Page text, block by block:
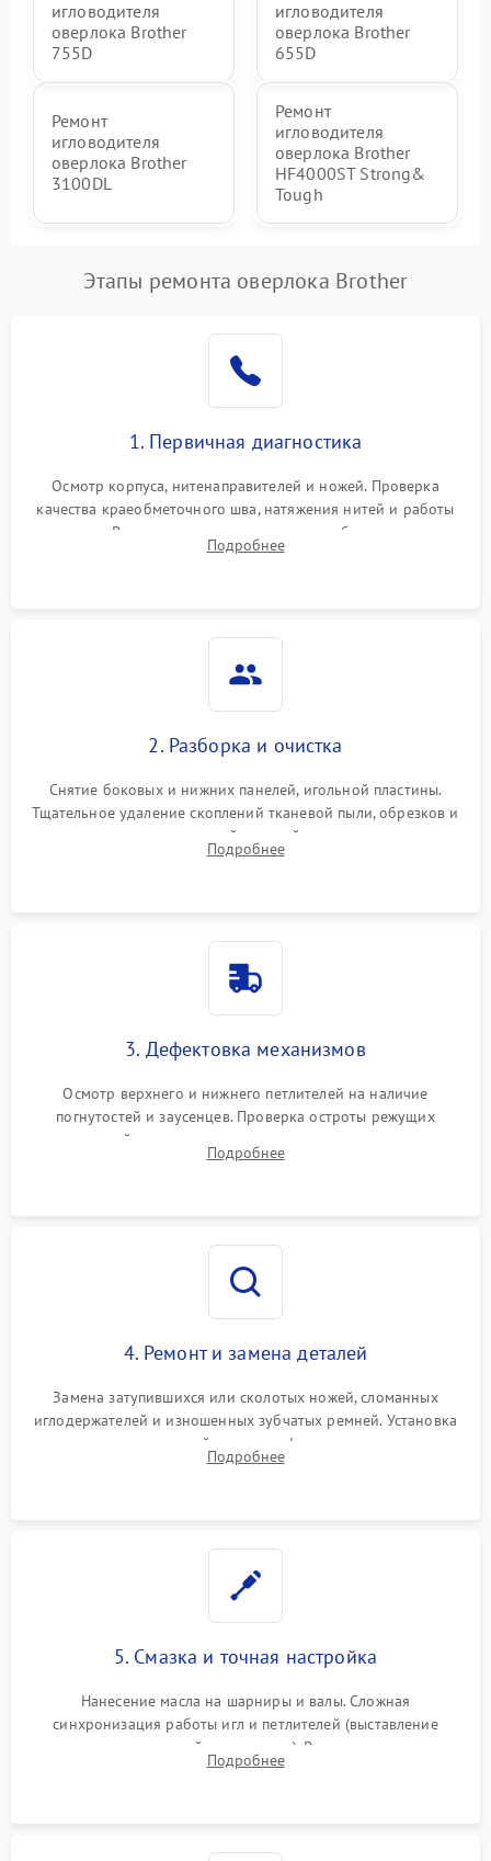
игловодителя
оверлока Brother
755D
игловодителя
оверлока Brother
655D
Ремонт
игловодителя
оверлока Brother
3100DL
Ремонт
игловодителя
оверлока Brother
HF4000ST Strong&
Tough
Этапы ремонта оверлока Brother
1. Первичная диагностика
Осмотр корпуса, нитенаправителей и ножей. Проверка
качества краеобметочного шва, натяжения нитей и работы
педали. Выявление пропусков стежков, обрывов нити,
заклинивания или тупого среза ткани на тестовом образце.
Подробнее
2. Разборка и очистка
Снятие боковых и нижних панелей, игольной пластины.
Тщательное удаление скоплений тканевой пыли, обрезков и
очесов из зоны петлителей и ножей с помощью жестких
кистей, пинцета и потока сжатого воздуха.
Подробнее
3. Дефектовка механизмов
Осмотр верхнего и нижнего петлителей на наличие
погнутостей и заусенцев. Проверка остроты режущих
кромок ножей, состояния приводного ремня, электромотора
и механизма дифференциальной подачи ткани.
Подробнее
4. Ремонт и замена деталей
Замена затупившихся или сколотых ножей, сломанных
иглодержателей и изношенных зубчатых ремней. Установка
новых петлителей взамен деформированных.
Восстановление контактов в педали и цепях
Подробнее
5. Смазка и точная настройка
Нанесение масла на шарниры и валы. Сложная
синхронизация работы игл и петлителей (выставление
зазоров до сотых долей миллиметра). Регулировка прижима
ножей, ширины обметки и хода дифференциального
Подробнее